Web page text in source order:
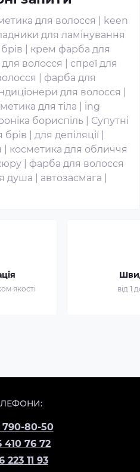
для волосся
keen
для ламінування
крем фарба для
волосся
спреї для
фарба для
для волосся
для тіла
ing
бориспіль
Супутні
брів
для депіляції
косметика для обличчя
фарба для волосся
душа автозасмага
якості від 1
790-80-50
410 76 72
223 11 93